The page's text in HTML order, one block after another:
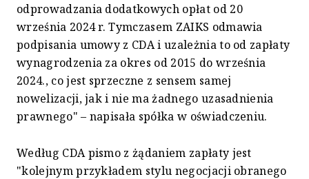
odprowadzania dodatkowych opłat od 20
września 2024 r. Tymczasem ZAIKS odmawia
podpisania umowy z CDA i uzależnia to od zapłaty
wynagrodzenia za okres od 2015 do września
2024., co jest sprzeczne z sensem samej
nowelizacji, jak i nie ma żadnego uzasadnienia
prawnego" – napisała spółka w oświadczeniu.
Według CDA pismo z żądaniem zapłaty jest
"kolejnym przykładem stylu negocjacji obranego